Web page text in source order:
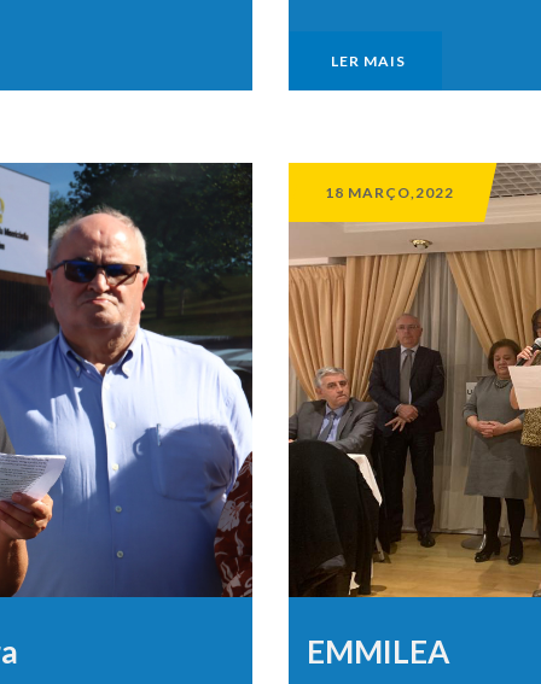
LER MAIS
18 MARÇO,2022
EMMILEA